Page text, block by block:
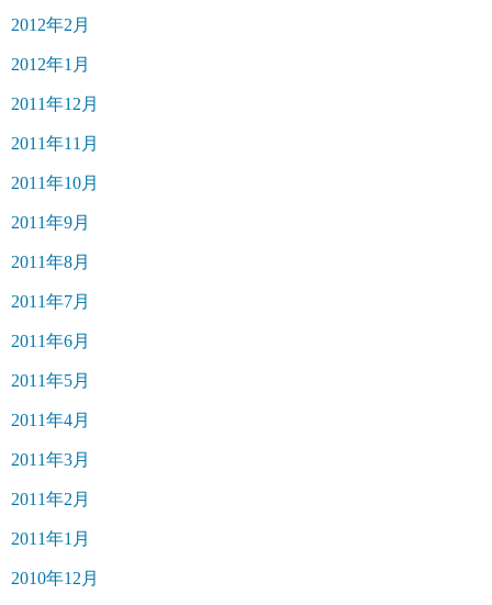
2012年2月
2012年1月
2011年12月
2011年11月
2011年10月
2011年9月
2011年8月
2011年7月
2011年6月
2011年5月
2011年4月
2011年3月
2011年2月
2011年1月
2010年12月